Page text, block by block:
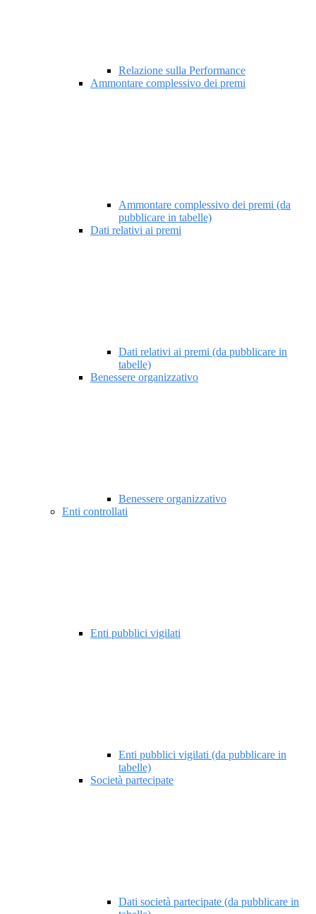
Relazione sulla Performance
Ammontare complessivo dei premi
Ammontare complessivo dei premi (da
pubblicare in tabelle)
Dati relativi ai premi
Dati relativi ai premi (da pubblicare in
tabelle)
Benessere organizzativo
Benessere organizzativo
Enti controllati
Enti pubblici vigilati
Enti pubblici vigilati (da pubblicare in
tabelle)
Società partecipate
Dati società partecipate (da pubblicare in